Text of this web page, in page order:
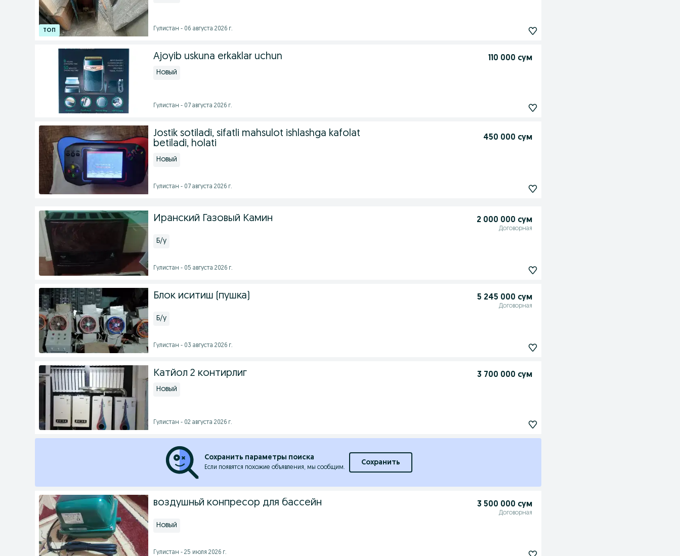
Гулистан - 06 августа 2026 г.
Ajoyib uskuna erkaklar uchun 110 000 сум
Новый
Гулистан - 07 августа 2026 г.
Jostik sotiladi, sifatli mahsulot ishlashga kafolat
betiladi, holati
450 000 сум
Новый
Гулистан - 07 августа 2026 г.
Иранский Газовый Камин 2 000 000 сум
Договорная
Б/у
Гулистан - 05 августа 2026 г.
Блок иситиш (пушка) 5 245 000 сум
Договорная
Б/у
Гулистан - 03 августа 2026 г.
Катйол 2 контирлиг 3 700 000 сум
Новый
Гулистан - 02 августа 2026 г.
Сохранить параметры поиска
Если появятся похожие объявления, мы сообщим.
Сохранить
воздушньй конпресор для бассейн 3 500 000 сум
Договорная
Новый
Гулистан - 25 июля 2026 г.